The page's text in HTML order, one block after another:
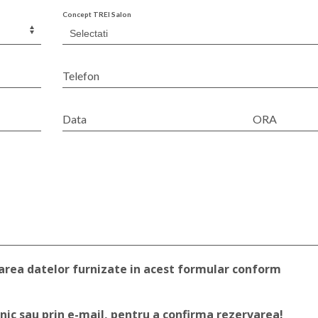
Concept TREI Salon
Telefon
Data ORA
datelor furnizate in acest formular conform
sau prin e-mail, pentru a confirma rezervarea!